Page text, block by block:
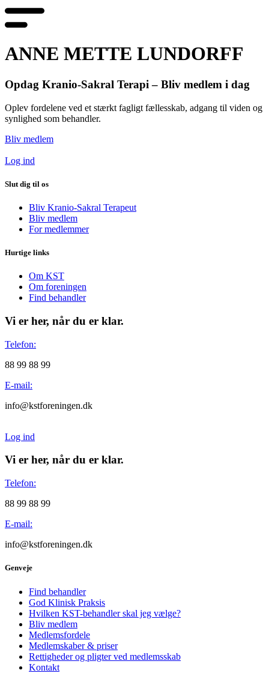
ANNE METTE LUNDORFF
Opdag Kranio-Sakral Terapi – Bliv medlem i dag
Oplev fordelene ved et stærkt fagligt fællesskab, adgang til viden og
synlighed som behandler.
Bliv medlem
Log ind
Slut dig til os
Bliv Kranio-Sakral Terapeut
Bliv medlem
For medlemmer
Hurtige links
Om KST
Om foreningen
Find behandler
Vi er her, når du er klar.
Telefon:
88 99 88 99
E-mail:
info@kstforeningen.dk
Log ind
Vi er her, når du er klar.
Telefon:
88 99 88 99
E-mail:
info@kstforeningen.dk
Genveje
Find behandler
God Klinisk Praksis
Hvilken KST-behandler skal jeg vælge?
Bliv medlem
Medlemsfordele
Medlemskaber & priser
Rettigheder og pligter ved medlemsskab
Kontakt